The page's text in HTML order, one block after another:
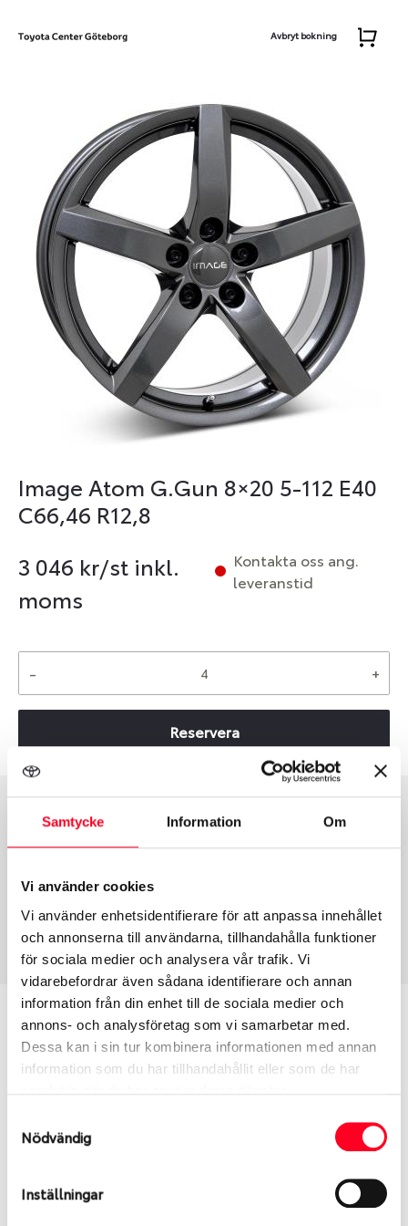
Samtycke Information Om
Vi använder cookies
Vi använder enhetsidentifierare för att anpassa innehållet
och annonserna till användarna, tillhandahålla funktioner
för sociala medier och analysera vår trafik. Vi
vidarebefordrar även sådana identifierare och annan
information från din enhet till de sociala medier och
annons- och analysföretag som vi samarbetar med.
Dessa kan i sin tur kombinera informationen med annan
information som du har tillhandahållit eller som de har
Nödvändig
Inställningar
Avbryt bokning
Image Atom G.Gun 8×20 5-112 E40
C66,46 R12,8
3 046 kr/st inkl.
moms
Kontakta oss ang.
leveranstid
- +
Reservera
Group
Fälg PV/C LM
Tum
20
40
Centre Diameter
112
Art nummer
6500
Passar denna fälg min bil?
Ange registreringsnummer för att se om den fälg
Ibland kan fälgen ha bytts ut under årens lopp och
inte vara samma dimension som bilen hade ut från